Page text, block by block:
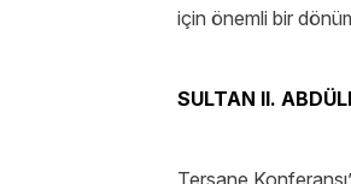
için önemli bir
SULTAN II.
Tersane